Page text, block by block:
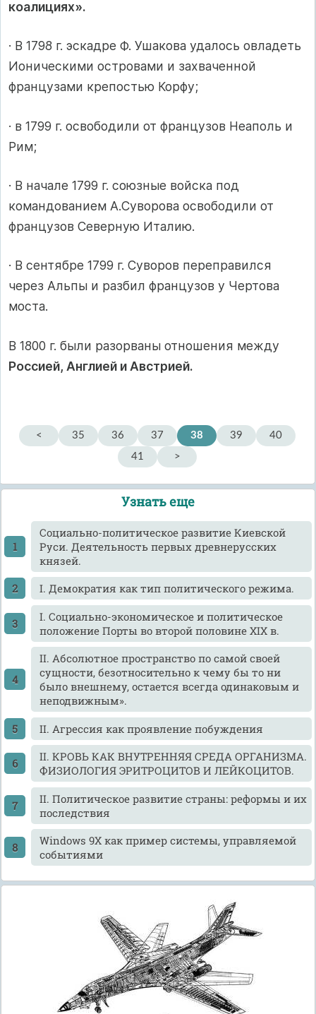
коалициях».
· В 1798 г. эскадре Ф. Ушакова удалось овладеть
Ионическими островами и захваченной
французами крепостью Корфу;
· в 1799 г. освободили от французов Неаполь и
Рим;
· В начале 1799 г. союзные войска под
командованием А.Суворова освободили от
французов Северную Италию.
· В сентябре 1799 г. Суворов переправился
через Альпы и разбил французов у Чертова
моста.
В 1800 г. были разорваны отношения между
Россией, Англией и Австрией.
< 35 36 37 38 39
40
41
>
Узнать еще
Cоциально-политическое развитие Киевской
Руси. Деятельность первых древнерусских
князей.
I. Демократия как тип политического режима.
I. Социально-экономическое и политическое
положение Порты во второй половине XIX в.
II. Абсолютное пространство по самой своей
сущности, безотносительно к чему бы то ни
было внешнему, остается всегда одинаковым и
неподвижным».
II. Агрессия как проявление побуждения
II. КРОВЬ КАК ВНУТРЕННЯЯ СРЕДА ОРГАНИЗМА.
ФИЗИОЛОГИЯ ЭРИТРОЦИТОВ И ЛЕЙКОЦИТОВ.
II. Политическое развитие страны: реформы и их
последствия
Windows 9X как пример системы, управляемой
событиями